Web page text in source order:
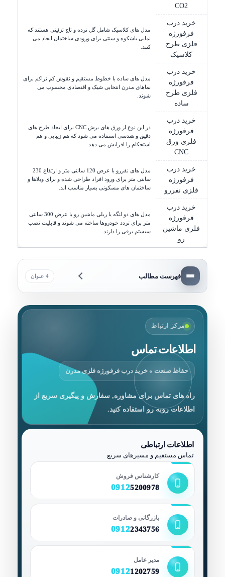
CO2
خرید درب
فرفورژه
فلزی طرح
کلاسیک
مدل های کلاسیک شامل گل نرده و تاج تزئینی هستند که
نمایی باشکوه و سنتی برای ورودی ساختمان ایجاد می
کنند.
خرید درب
فرفورژه
فلزی طرح
ساده
مدل های ساده با خطوط مستقیم و نقوش کم تراکم برای
نماهای مدرن انتخابی شیک و اقتصادی محسوب می
شوند.
خرید درب
فرفورژه
فلزی ورق
CNC
در این نوع از ورق های برش CNC برای ایجاد طرح های
دقیق و هندسی استفاده می شود که هم زیبایی و هم
استحکام را افزایش می دهد.
خرید درب
فرفورژه
فلزی نفررو
مدل های نفررو با عرض 120 سانتی متر و ارتفاع 230
سانتی متر برای ورود افراد طراحی شده و برای ویلاها و
ساختمان های مسکونی بسیار مناسب اند.
خرید درب
فرفورژه
فلزی ماشین
رو
مدل های دو لنگه یا ریلی ماشین رو با عرض 300 سانتی
متر برای تردد خودروها ساخته می شوند و قابلیت نصب
سیستم برقی را دارند.
فهرست مطالب 4 عنوان
مرکز ارتباط
اطلاعات تماس
حفاظ صنعت » خرید درب فرفورژه فلزی مدرن
راه های تماس برای مشاوره, سفارش و پیگیری سریع از
اطلاعات روبه رو استفاده کنید.
اطلاعات ارتباطی
تماس مستقیم و مسیرهای سریع
کارشناس فروش
09125200978
بازرگانی و صادرات
09122343756
مدیر عامل
09121202759